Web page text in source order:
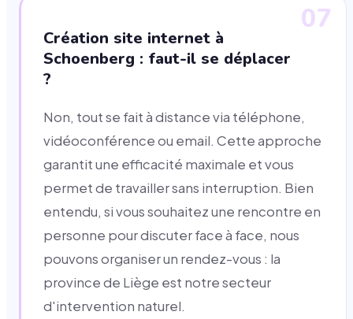
07
Création site internet à
Schoenberg : faut-il se déplacer
?
Non, tout se fait à distance via téléphone,
vidéoconférence ou email. Cette approche
garantit une efficacité maximale et vous
permet de travailler sans interruption. Bien
entendu, si vous souhaitez une rencontre en
personne pour discuter face à face, nous
pouvons organiser un rendez-vous : la
province de Liège est notre secteur
d'intervention naturel.